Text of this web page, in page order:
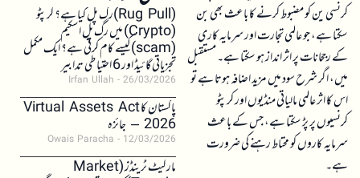
کرنسی ین کو مضبوط کرنے کا باعث بھی بن
سکتا ہے، جو عالمی تجارت اور سرمایہ کاری
کے رجحانات پر اثر انداز ہو سکتا ہے۔ مستقبل
میں، اگر شرح سود میں مزید اضافہ ہوتا ہے تو
اس کا اثر عالمی مالیاتی منڈیوں اور کرپٹو
کرنسیوں پر پڑ سکتا ہے، جس کے باعث
سرمایہ کاروں کو محتاط رہنے کی ضرورت
ہے۔
(Rug Pull)رگ پل کیا ہے؟ کرپٹو
(Crypto) میں رگ پل اسکیم
(scam)کیسے کام کرتی ہے؟ ایک مکمل
تجزیاتی گائیڈ اور 6 احتیاطی تدابیر
Irfan Ullah 26/03/2026
پاکستان کا Virtual Assets Act
2026 – جائزہ
Owais Paracha 12/03/2026
مارکیٹ ٹرینڈز (Market